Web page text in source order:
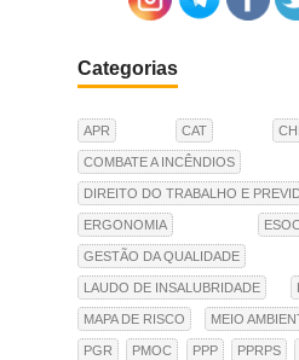
Categorias
APR CAT
COMBATE A INCÊNDIOS
DIREITO DO TRABALHO E
ERGONOMIA
GESTÃO DA QUALIDADE
LAUDO DE INSALUBRIDADE
MAPA DE RISCO MEIO
PGR PMOC PPP PPRPS